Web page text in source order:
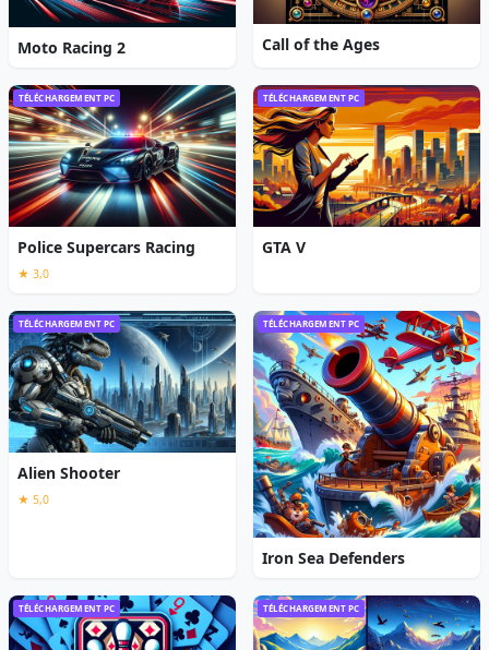
Moto Racing 2 Call of the Ages
TÉLÉCHARGEMENT PC
Police Supercars Racing
★ 3,0
TÉLÉCHARGEMENT PC
GTA V
TÉLÉCHARGEMENT PC
Alien Shooter
★ 5,0
TÉLÉCHARGEMENT PC
Iron Sea Defenders
TÉLÉCHARGEMENT PC TÉLÉCHARGEMENT PC